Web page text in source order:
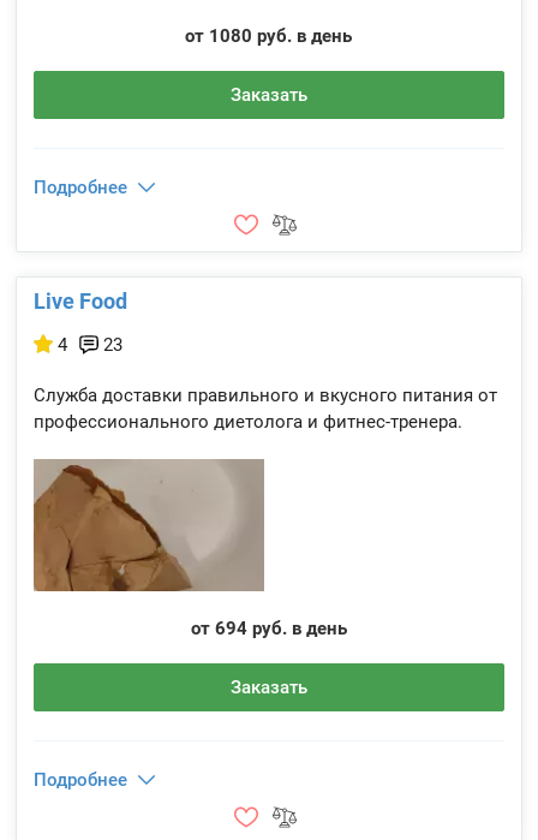
от 1080 руб. в день
Заказать
Подробнее
Live Food
4 23
Служба доставки правильного и вкусного питания от
профессионального диетолога и фитнес-тренера.
от 694 руб. в день
Заказать
Подробнее